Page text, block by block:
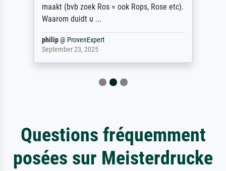
maakt (bvb zoek Ros = ook Rops, Rose etc).
Waarom duidt u ...
philip@ ProvenExpert
September 23, 2025
Questions fréquemment
posées sur Meisterdrucke